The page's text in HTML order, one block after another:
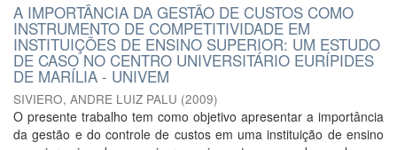
A IMPORTÂNCIA DA GESTÃO DE CUSTOS COMO
INSTRUMENTO DE COMPETITIVIDADE EM
INSTITUIÇÕES DE ENSINO SUPERIOR: UM ESTUDO
DE CASO NO CENTRO UNIVERSITÁRIO EURÍPIDES
DE MARÍLIA - UNIVEM
SIVIERO, ANDRE LUIZ PALU (2009)
O presente trabalho tem como objetivo apresentar a importância
da gestão e do controle de custos em uma instituição de ensino